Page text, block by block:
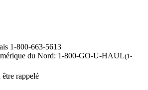
1-800-663-5613
du Nord: 1-800-GO-U-HAUL(1-
rappelé